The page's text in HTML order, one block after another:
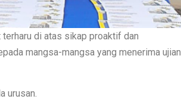
di atas sikap proaktif dan
mangsa-mangsa yang menerima ujian
urusan.